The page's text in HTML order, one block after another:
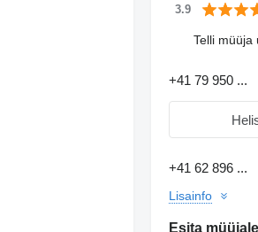
3.9
Telli müüja
+41 79 950 ...
+41 62 896 ...
Lisainfo
Esita